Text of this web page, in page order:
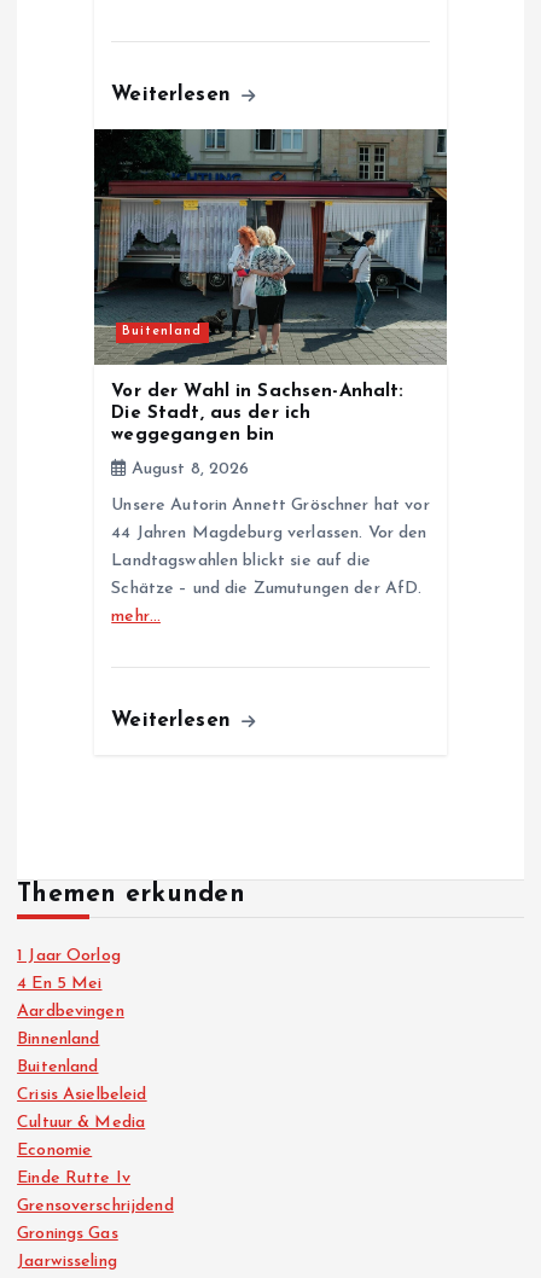
Weiterlesen
Buitenland
Vor der Wahl in Sachsen-Anhalt:
Die Stadt, aus der ich
weggegangen bin
August 8, 2026
Unsere Autorin Annett Gröschner hat vor
44 Jahren Magdeburg verlassen. Vor den
Landtagswahlen blickt sie auf die
Schätze – und die Zumutungen der AfD.
mehr…
Weiterlesen
Themen erkunden
1 Jaar Oorlog
4 En 5 Mei
Aardbevingen
Binnenland
Buitenland
Crisis Asielbeleid
Cultuur & Media
Economie
Einde Rutte Iv
Grensoverschrijdend
Gronings Gas
Jaarwisseling